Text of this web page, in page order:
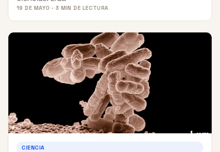
19 DE MAYO · 3 MIN DE LECTURA
CIENCIA